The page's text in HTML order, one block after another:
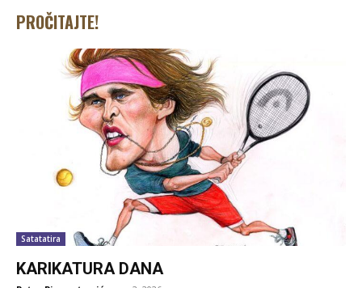
PROČITAJTE!
Satatatira
KARIKATURA DANA